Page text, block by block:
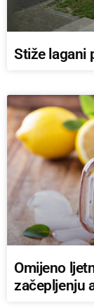
Stiže lagani
Omijeno
začepljenju